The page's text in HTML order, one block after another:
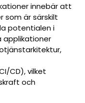
innebär att
som är särskilt
potentialen i
applikationer
CD), vilket
och